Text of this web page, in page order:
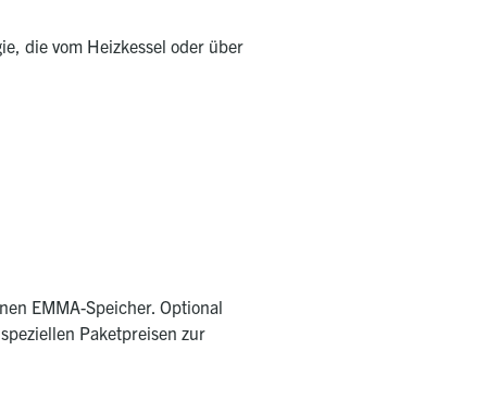
die vom Heizkessel oder über
EMMA-Speicher. Optional
Paketpreisen zur